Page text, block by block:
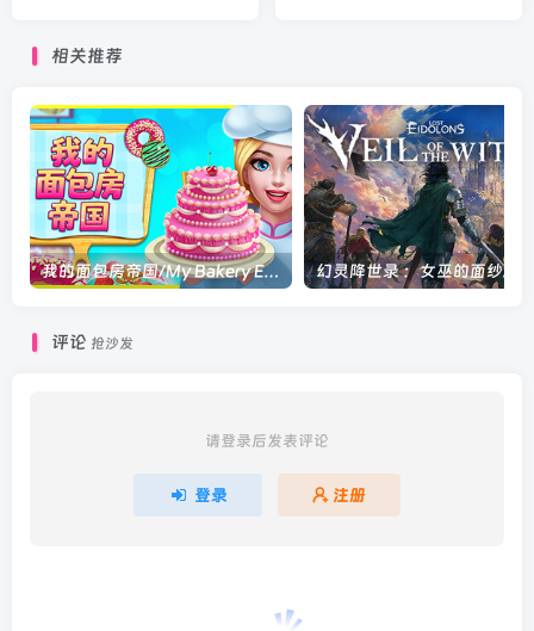
相关推荐
我的面包房帝国/My Bakery Empire Build.14426988|休闲益智|容量348MB|官方中文版
评论 抢沙发
请登录后发表评论
登录 注册